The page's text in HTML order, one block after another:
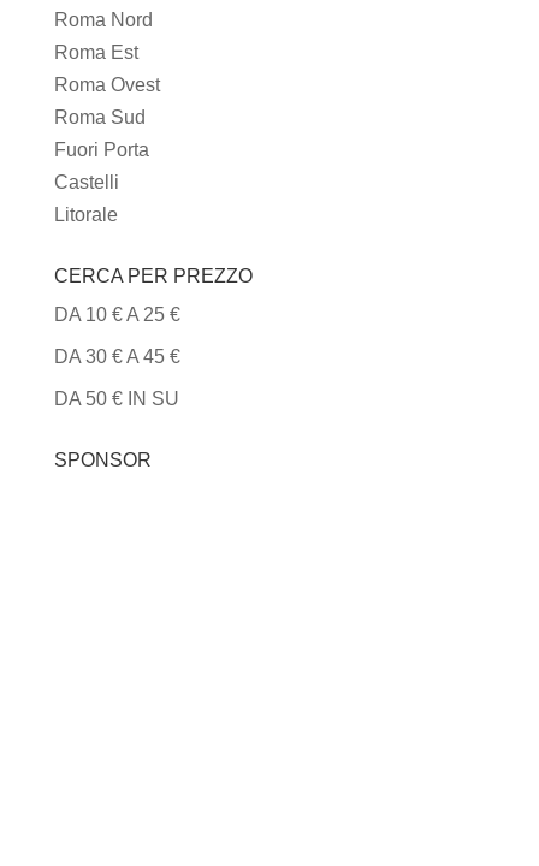
CUCINA
Roma Nord
Roma Est
Roma Ovest
Roma Sud
Fuori Porta
Castelli
Litorale
CERCA PER PREZZO
DA 10 € A 25 €
DA 30 € A 45 €
DA 50 € IN SU
SPONSOR